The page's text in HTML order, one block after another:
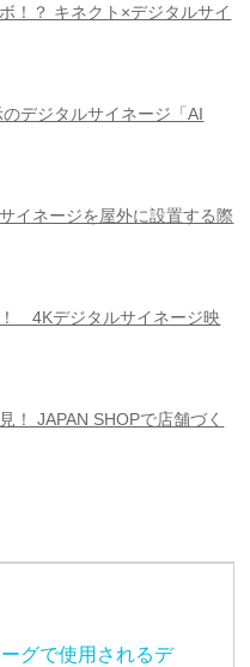
！？ キネクト×デジタルサイ
デジタルサイネージ「AI
イネージを屋外に設置する際
4Kデジタルサイネージ映
！ JAPAN SHOPで店舗づく
グで使用されるデ